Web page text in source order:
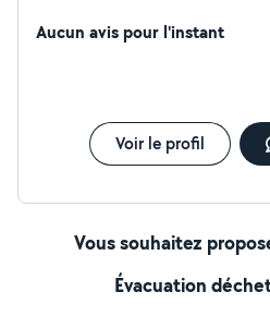
Aucun avis pour l'instant
Voir le profil
Vous souhaitez
Évacuation